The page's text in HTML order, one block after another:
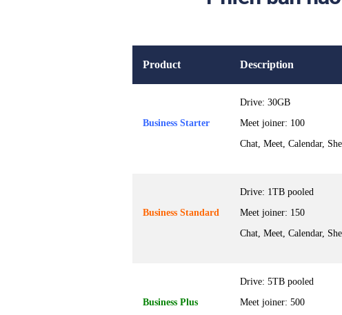
Product Description
Business Starter
Drive: 30GB
Meet joiner: 100
Chat, Meet, Calendar,
Business Standard
Drive: 1TB pooled
Meet joiner: 150
Chat, Meet, Calendar,
Business Plus
Drive: 5TB pooled
Meet joiner: 500